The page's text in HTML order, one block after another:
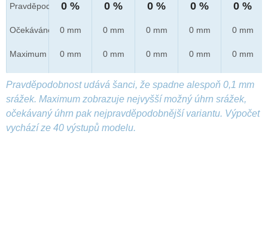
Pravděpod.
Očekáváno
Maximum
0 %
0 mm
0 mm
0 %
0 mm
0 mm
0 %
0 mm
0 mm
0 %
0 mm
0 mm
0 %
0 mm
0 mm
Pravděpodobnost udává šanci, že spadne alespoň 0,1 mm
srážek. Maximum zobrazuje nejvyšší možný úhrn srážek,
očekávaný úhrn pak nejpravděpodobnější variantu. Výpočet
vychází ze 40 výstupů modelu.